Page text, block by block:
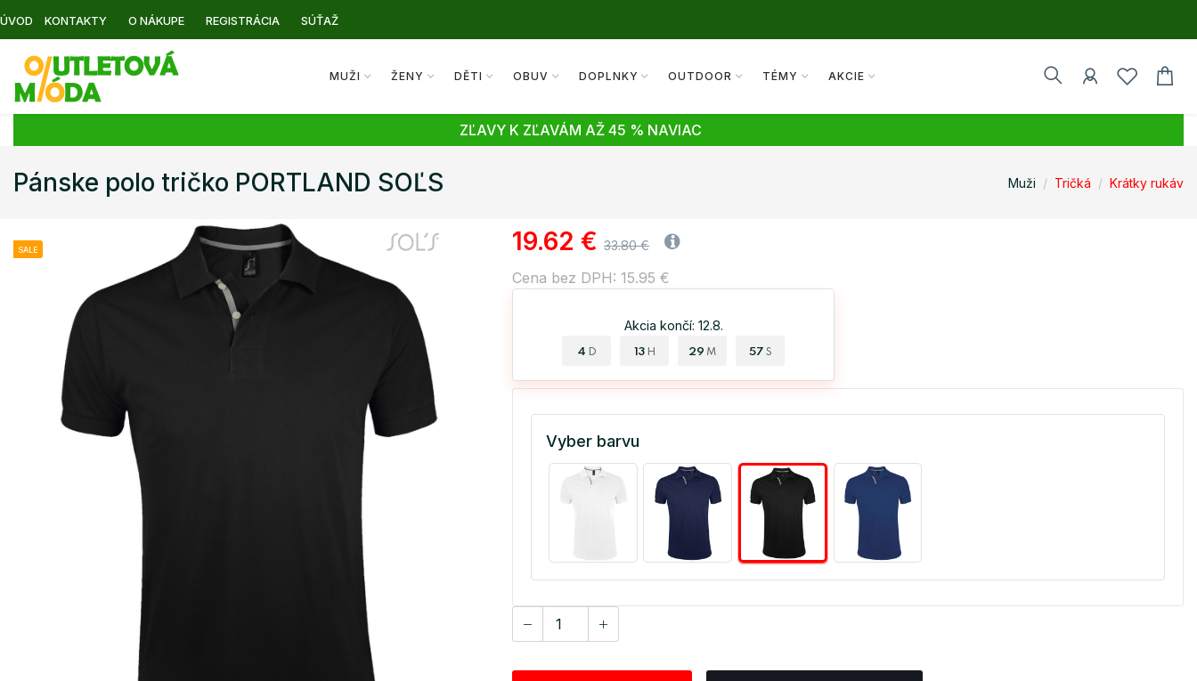
ÚVOD KONTAKTY O NÁKUPE REGISTRÁCIA SÚŤAŽ
MUŽI ŽENY DĚTI OBUV DOPLNKY OUTDOOR TÉMY AKCIE
ZĽAVY K ZĽAVÁM AŽ 45 % NAVIAC
Pánske polo tričko PORTLAND SOĽS Muži Tričká Krátky rukáv
SALE 19.62 € 33.80 €
Cena bez DPH: 15.95 €
Akcia končí: 12.8.
4 D 13 H 29 M 56 S
Vyber barvu